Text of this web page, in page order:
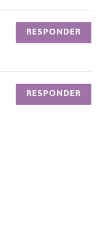
RESPONDER
RESPONDER